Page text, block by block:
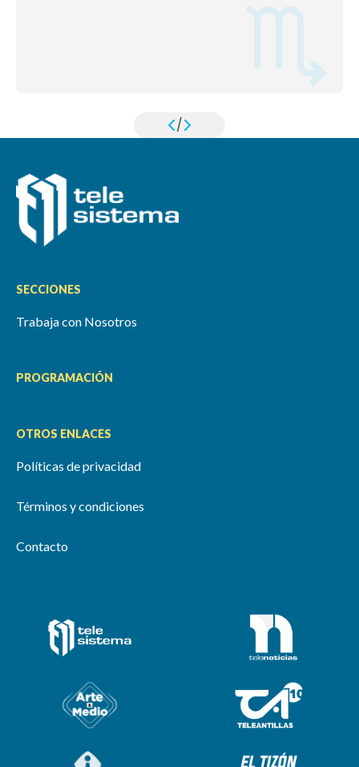
/
SECCIONES
Trabaja con Nosotros
PROGRAMACIÓN
OTROS ENLACES
Políticas de privacidad
Términos y condiciones
Contacto